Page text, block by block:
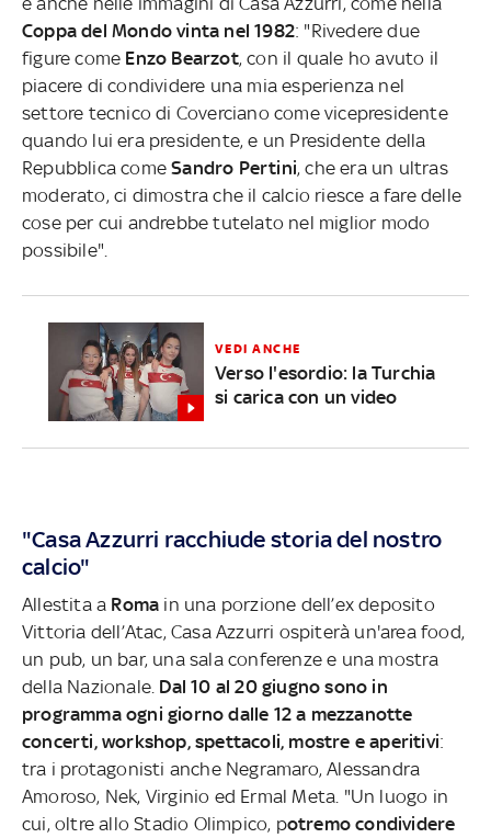
Coppa del Mondo vinta nel 1982: "Rivedere due
figure come Enzo Bearzot, con il quale ho avuto il
piacere di condividere una mia esperienza nel
settore tecnico di Coverciano come vicepresidente
quando lui era presidente, e un Presidente della
Repubblica come Sandro Pertini, che era un ultras
moderato, ci dimostra che il calcio riesce a fare delle
cose per cui andrebbe tutelato nel miglior modo
possibile".
VEDI ANCHE
Verso l'esordio: la Turchia
si carica con un video
"Casa Azzurri racchiude storia del nostro
calcio"
Allestita a Roma in una porzione dell’ex deposito
Vittoria dell’Atac, Casa Azzurri ospiterà un'area food,
un pub, un bar, una sala conferenze e una mostra
della Nazionale. Dal 10 al 20 giugno sono in
programma ogni giorno dalle 12 a mezzanotte
concerti, workshop, spettacoli, mostre e aperitivi:
tra i protagonisti anche Negramaro, Alessandra
Amoroso, Nek, Virginio ed Ermal Meta. "Un luogo in
cui, oltre allo Stadio Olimpico, potremo condividere